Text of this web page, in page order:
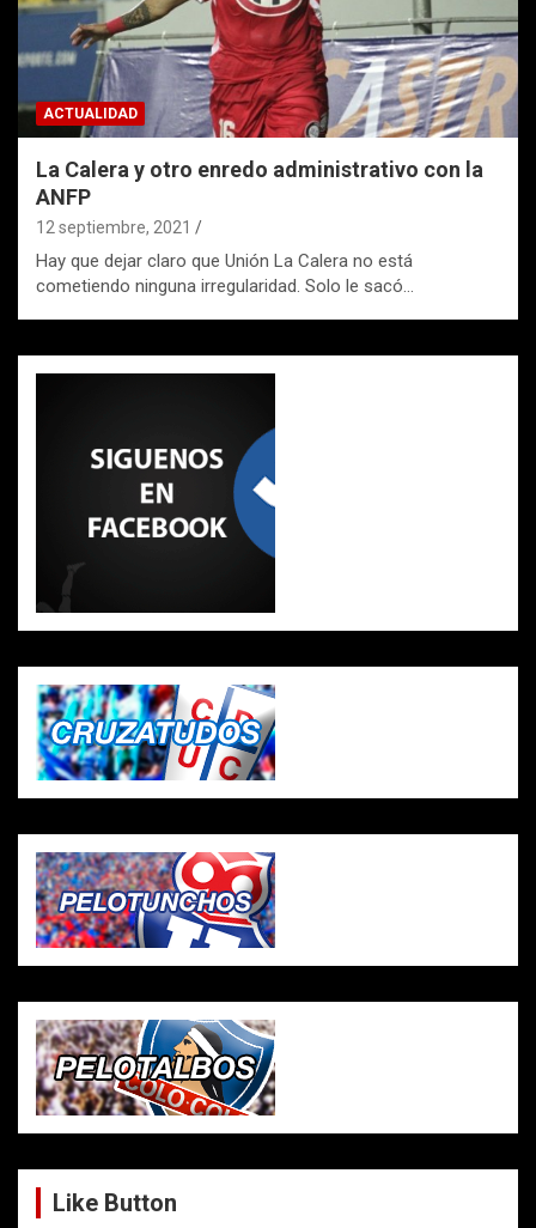
ACTUALIDAD
La Calera y otro enredo administrativo con la
ANFP
12 septiembre, 2021
Hay que dejar claro que Unión La Calera no está
cometiendo ninguna irregularidad. Solo le sacó…
Like Button